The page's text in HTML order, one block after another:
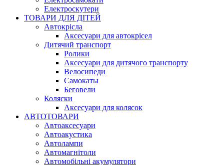
Електроскутери
ТОВАРИ ДЛЯ ДІТЕЙ
Автокрісла
Аксесуари для автокрісел
Дитячий транспорт
Ролики
Аксесуари для дитячого транспорту
Велосипеди
Самокаты
Беговели
Коляски
Аксесуари для колясок
АВТОТОВАРИ
Автоаксесуари
Автоакустика
Автолампи
Автомагнітоли
Автомобільні акумулятори